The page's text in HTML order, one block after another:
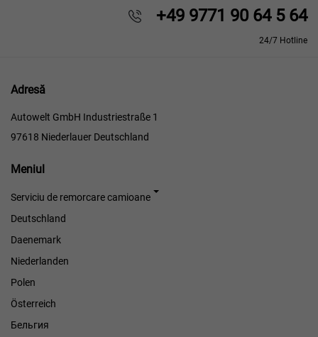
+49 9771 90 64 5 64
24/7 Hotline
Adresă
Autowelt GmbH Industriestraße 1
97618 Niederlauer Deutschland
Meniul
Meniul
Serviciu de remorcare camioane
Deutschland
Daenemark
Niederlanden
Polen
Österreich
Бельгия